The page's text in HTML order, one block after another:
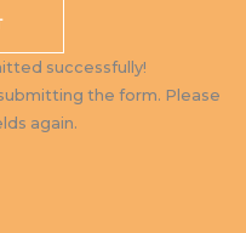
successfully!
the form. Please
again.